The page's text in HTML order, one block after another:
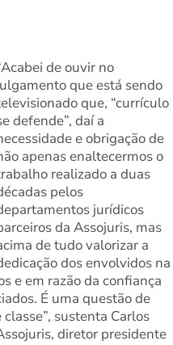
de ouvir no
que está sendo
que, “currículo
defende”, daí a
e obrigação de
apenas enaltecermos o
realizado a duas
pelos
jurídicos
da Assojuris, mas
de tudo valorizar a
dos envolvidos na
e em razão da confiança
É uma questão de
sustenta Carlos
diretor presidente